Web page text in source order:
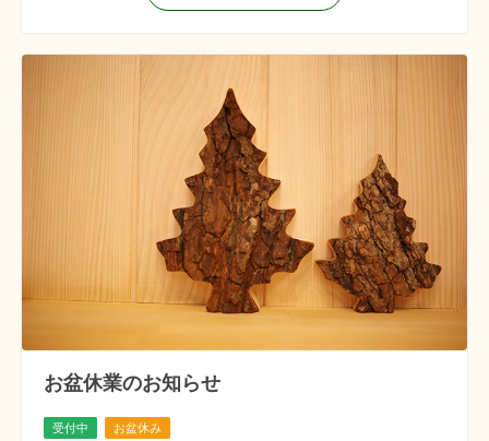
お盆休業のお知らせ
受付中 お盆休み